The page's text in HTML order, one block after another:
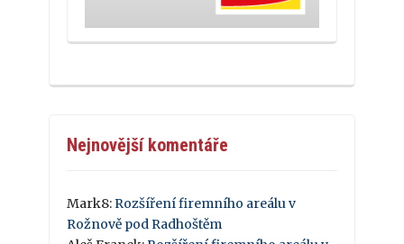
Nejnovější komentáře
Mark8: Rozšíření firemního areálu v
Rožnově pod Radhoštěm